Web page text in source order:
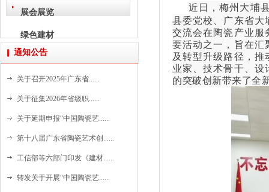
展会展览
绿色建材
近日，梅州大埔
县委党校、广东省大
交流会在陶瓷产业服
要活动之一，旨在
及转型升级路径，
业家、技术骨干、设
的突破创新带来了全
通知公告
关于召开2025年广东省......
关于征集2026年省级职......
关于延期申报“中国陶瓷艺......
第十八届广东省陶瓷艺术创......
工信部等六部门印发《建材......
转发关于开展“中国陶瓷艺......